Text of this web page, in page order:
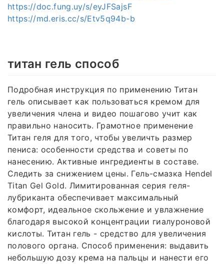
https://doc.fung.uy/s/eyJFSajsF
https://md.eris.cc/s/Etv5q94b-b
титан гель способ
Подробная инструкция по применению Титан
гель описывает как пользоваться кремом для
увеличения члена и видео пошагово учит как
правильно наносить. Грамотное применение
Титан геля для того, чтобы увеличть размер
пениса: особенности средства и советы по
нанесению. Активные ингредиенты в составе.
Следить за снижением цены. Гель-смазка Hendel
Titan Gel Gold. Лимитированная серия геля-
лубриканта обеспечивает максимальный
комфорт, идеальное скольжение и увлажнение
благодаря высокой концентрации гиалуроновой
кислоты. Титан гель - средство для увеличения
полового органа. Способ применения: выдавить
небольшую дозу крема на пальцы и нанести его